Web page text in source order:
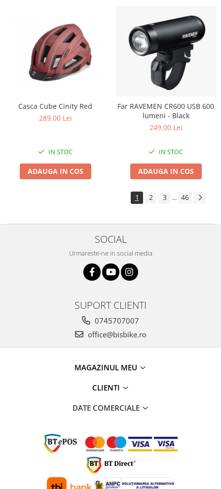
Casca Cube Cinity Red
289,00 Lei
IN STOC
ADAUGA IN COS
Far RAVEMEN CR600 USB 600
lumeni - Black
249,00 Lei
IN STOC
ADAUGA IN COS
1 2 3 ... 46
SOCIAL
Urmareste-ne in social media
SUPORT CLIENTI
0745707007
office@bisbike.ro
MAGAZINUL MEU
CLIENTI
DATE COMERCIALE